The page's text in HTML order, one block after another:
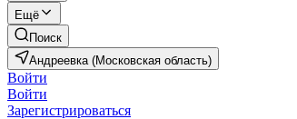
Ещё
Поиск
Андреевка (Московская область)
Войти
Войти
Зарегистрироваться